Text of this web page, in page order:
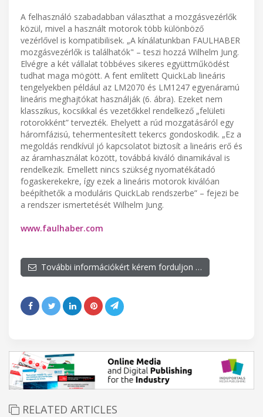
A felhasználó szabadabban választhat a mozgásvezérlők
közül, mivel a használt motorok több különböző
vezérlővel is kompatibilisek. „A kínálatunkban FAULHABER
mozgásvezérlők is találhatók" – teszi hozzá Wilhelm Jung.
Elvégre a két vállalat többéves sikeres együttműködést
tudhat maga mögött. A fent említett QuickLab lineáris
tengelyekben például az LM2070 és LM1247 egyenáramú
lineáris meghajtókat használják (6. ábra). Ezeket nem
klasszikus, kocsikkal és vezetőkkel rendelkező „felületi
rotorokként” tervezték. Ehelyett a rúd mozgatásáról egy
háromfázisú, tehermentesített tekercs gondoskodik. „Ez a
megoldás rendkívül jó kapcsolatot biztosít a lineáris erő és
az áramhasználat között, továbbá kiváló dinamikával is
rendelkezik. Emellett nincs szükség nyomatékátadó
fogaskerekekre, így ezek a lineáris motorok kiválóan
beépíthetők a moduláris QuickLab rendszerbe” – fejezi be
a rendszer ismertetését Wilhelm Jung.
www.faulhaber.com
További információkért kérem forduljon …
RELATED ARTICLES